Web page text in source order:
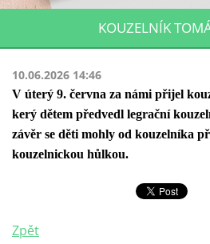
KOUZELNÍK
10.06.2026 14:46
V úterý 9. června za námi přijel
kerý dětem předvedl legrační
závěr se děti mohly od kouzelníka
kouzelnickou hůlkou.
Zpět